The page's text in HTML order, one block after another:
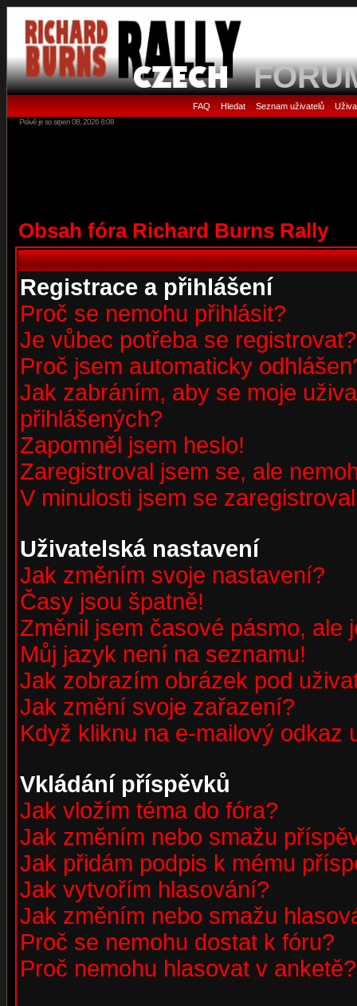
FAQ • Hledat• Seznam uživatelů•
Právě je so srpen 08, 2026 8:08
Obsah fóra Richard Burns Rally
Registrace a přihlášení
Proč se nemohu přihlásit?
Je vůbec potřeba se registrovat?
Proč jsem automaticky
Jak zabráním, aby se moje
přihlášených?
Zapomněl jsem heslo!
Zaregistroval jsem se, ale
V minulosti jsem se
Uživatelská nastavení
Jak změním svoje nastavení?
Časy jsou špatně!
Změnil jsem časové pásmo, ale
Můj jazyk není na seznamu!
Jak zobrazím obrázek pod
Jak změní svoje zařazení?
Když kliknu na e-mailový odkaz
Vkládání příspěvků
Jak vložím téma do fóra?
Jak změním nebo smažu
Jak přidám podpis k mému
Jak vytvořím hlasování?
Jak změním nebo smažu
Proč se nemohu dostat k fóru?
Proč nemohu hlasovat v anketě?